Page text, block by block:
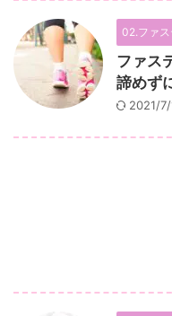
02.ファ
ファス
諦めず
2021/